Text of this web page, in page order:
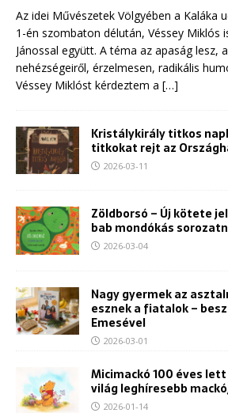
Az idei Művészetek Völgyében a Kaláka
1-én szombaton délután, Véssey Miklós
Jánossal együtt. A téma az apaság lesz,
nehézségeiről, érzelmesen, radikális
Véssey Miklóst kérdeztem a […]
Kristálykirály titkos
titkokat rejt az
2026-03-11
Zöldborsó – Új kötete
bab mondókás
2026-03-04
Nagy gyermek az
esznek a fiatalok –
Emesével
2026-03-01
Micimackó 100 éves
világ leghíresebb
2026-01-14